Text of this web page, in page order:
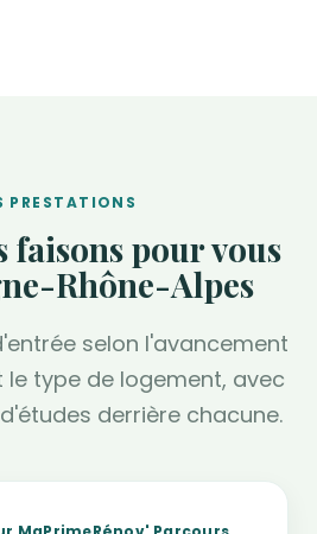
PRESTATIONS
faisons pour vous
Rhône-Alpes
selon l'avancement
type de logement, avec
derrière chacune.